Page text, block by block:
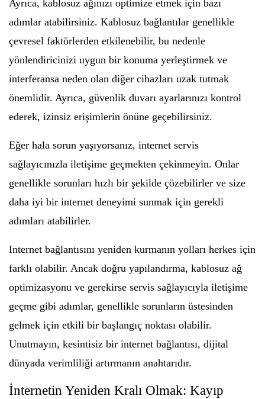
Ayrıca, kablosuz ağınızı optimize etmek için bazı
adımlar atabilirsiniz. Kablosuz bağlantılar genellikle
çevresel faktörlerden etkilenebilir, bu nedenle
yönlendiricinizi uygun bir konuma yerleştirmek ve
interferansa neden olan diğer cihazları uzak tutmak
önemlidir. Ayrıca, güvenlik duvarı ayarlarınızı kontrol
ederek, izinsiz erişimlerin önüne geçebilirsiniz.
Eğer hala sorun yaşıyorsanız, internet servis
sağlayıcınızla iletişime geçmekten çekinmeyin. Onlar
genellikle sorunları hızlı bir şekilde çözebilirler ve size
daha iyi bir internet deneyimi sunmak için gerekli
adımları atabilirler.
Internet bağlantısını yeniden kurmanın yolları herkes için
farklı olabilir. Ancak doğru yapılandırma, kablosuz ağ
optimizasyonu ve gerekirse servis sağlayıcıyla iletişime
geçme gibi adımlar, genellikle sorunların üstesinden
gelmek için etkili bir başlangıç noktası olabilir.
Unutmayın, kesintisiz bir internet bağlantısı, dijital
dünyada verimliliği artırmanın anahtarıdır.
İnternetin Yeniden Kralı Olmak: Kayıp